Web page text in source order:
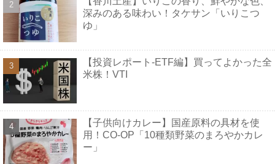
深みのある味わい！タケサン「いりこつ
ゆ」
【投資レポート-ETF編】買ってよかった全
米株！VTI
【子供向けカレー】国産原料の具材を使
用！CO-OP「10種類野菜のまろやかカレ
ー」